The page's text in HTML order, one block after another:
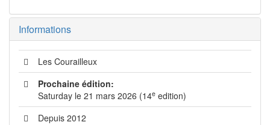
Informations
Les Courailleux
Prochaine édition:
Saturday le 21 mars 2026 (14e edition)
Depuis 2012